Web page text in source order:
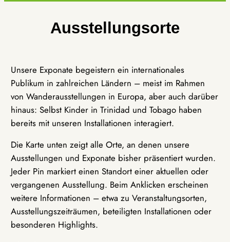
Ausstellungsorte
Unsere Exponate begeistern ein internationales
Publikum in zahlreichen Ländern – meist im Rahmen
von Wanderausstellungen in Europa, aber auch darüber
hinaus: Selbst Kinder in Trinidad und Tobago haben
bereits mit unseren Installationen interagiert.
Die Karte unten zeigt alle Orte, an denen unsere
Ausstellungen und Exponate bisher präsentiert wurden.
Jeder Pin markiert einen Standort einer aktuellen oder
vergangenen Ausstellung. Beim Anklicken erscheinen
weitere Informationen – etwa zu Veranstaltungsorten,
Ausstellungszeiträumen, beteiligten Installationen oder
besonderen Highlights.